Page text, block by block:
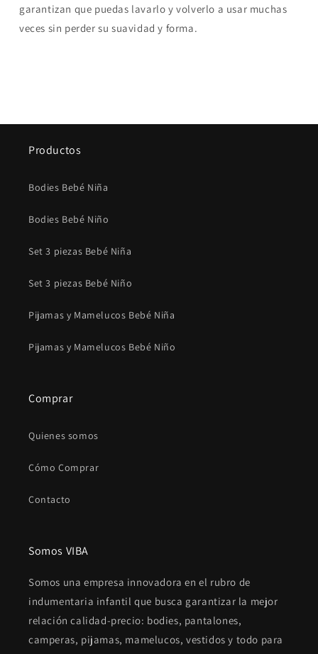
garantizan que puedas lavarlo y volverlo a usar muchas
veces sin perder su suavidad y forma.
Productos
Bodies Bebé Niña
Bodies Bebé Niño
Set 3 piezas Bebé Niña
Set 3 piezas Bebé Niño
Pijamas y Mamelucos Bebé Niña
Pijamas y Mamelucos Bebé Niño
Comprar
Quienes somos
Cómo Comprar
Contacto
Somos VIBA
Somos una empresa innovadora en el rubro de
indumentaria infantil que busca garantizar la mejor
relación calidad-precio: bodies, pantalones,
camperas, pijamas, mamelucos, vestidos y todo para